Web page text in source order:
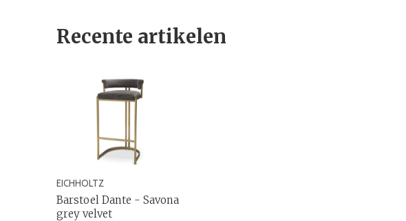
Recente artikelen
EICHHOLTZ
Barstoel Dante - Savona
grey velvet